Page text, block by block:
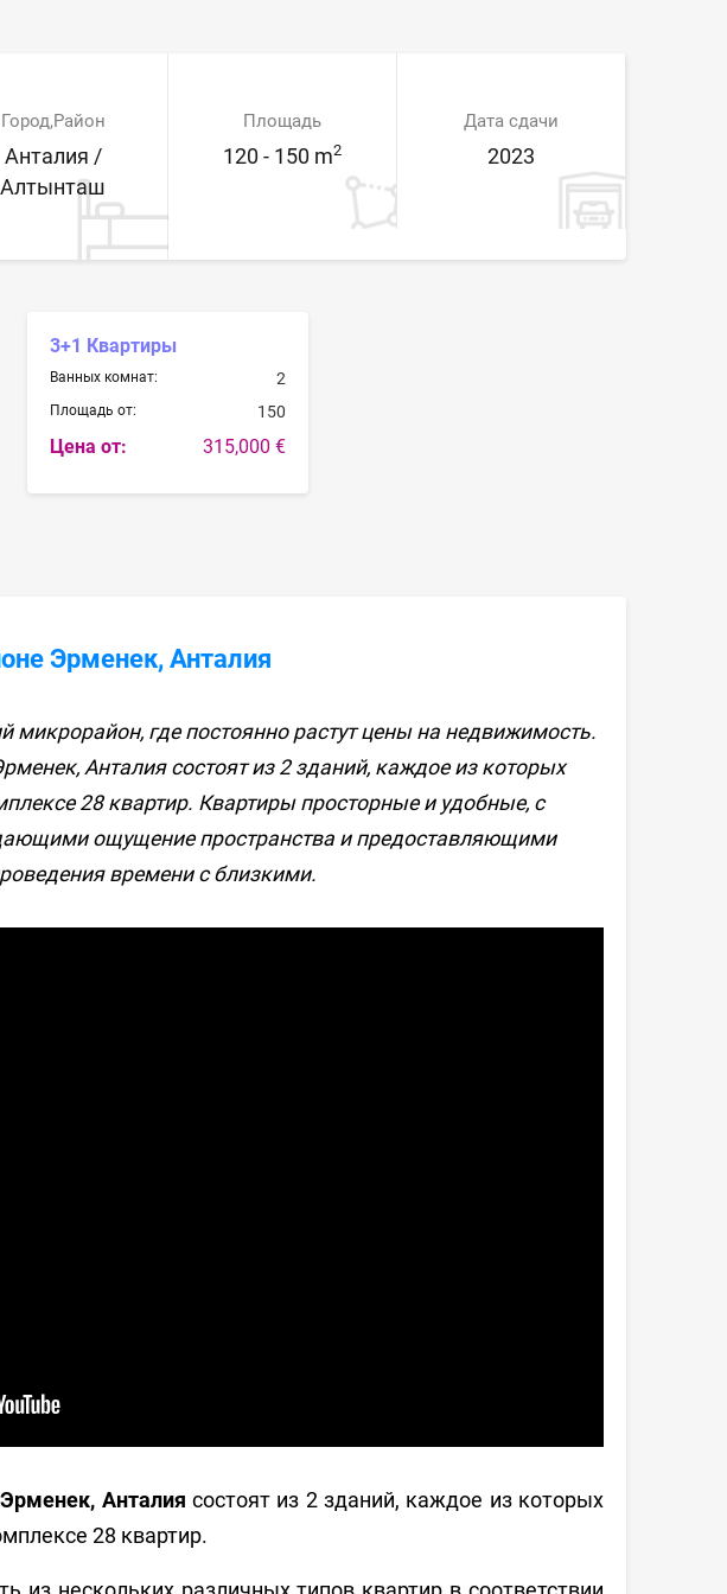
Город,Район
Анталия /
Алтынташ
Площадь
120 - 150 m2
Дата сдачи
2023
3+1 Квартиры
Ванных комнат: 2
Площадь от: 150
Цена от: 315,000 €
Эрменек, Анталия
микрорайон, где постоянно растут цены на недвижимость.
Анталия состоят из 2 зданий, каждое из которых
28 квартир. Квартиры просторные и удобные, с
ощущение пространства и предоставляющими
времени с близкими.
Анталия состоят из 2 зданий, каждое из которых
28 квартир.